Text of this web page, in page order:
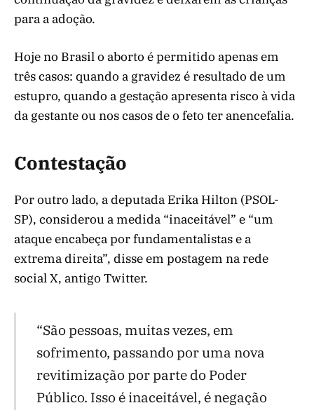
para a adoção.
Hoje no Brasil o aborto é permitido apenas em
três casos: quando a gravidez é resultado de um
estupro, quando a gestação apresenta risco à vida
da gestante ou nos casos de o feto ter anencefalia.
Contestação
Por outro lado, a deputada Erika Hilton (PSOL-
SP), considerou a medida “inaceitável” e “um
ataque encabeça por fundamentalistas e a
extrema direita”, disse em postagem na rede
social X, antigo Twitter.
“São pessoas, muitas vezes, em
sofrimento, passando por uma nova
revitimização por parte do Poder
Público. Isso é inaceitável, é negação